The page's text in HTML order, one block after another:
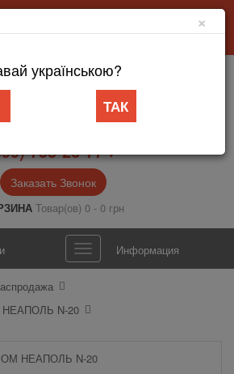
×
українською?
ТАК
753-26-77▼
Заказать Звонок
Товар(ов) 0 - 0 грн
Информация
N-20